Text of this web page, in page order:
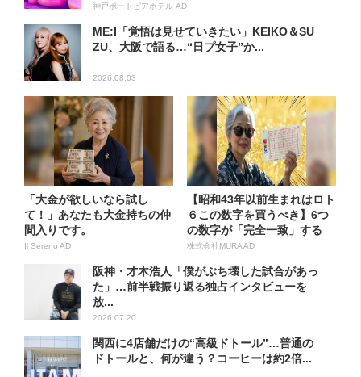
神戸ポートピアホテル AD
ME:I「覚悟は見せていきたい」KEIKO＆SU
ZU、大阪で語る…“日プ女子”か...
2026.08.03
「大金が欲しいなら試し
て！」あなたも大金持ちの仲
間入りです。
Il Sereno AD
【昭和43年以前生まれはロト
６この数字を買うべき】6つ
の数字が「完全一致」する
方...
株式会社MURA AD
阪神・才木浩人「僕がぶち壊した試合があっ
た」…前半戦振り返る独占インタビューを
放...
2026.07.20
関西に4店舗だけの“高級ドトール”…普通の
ドトールと、何が違う？コーヒーは約2倍...